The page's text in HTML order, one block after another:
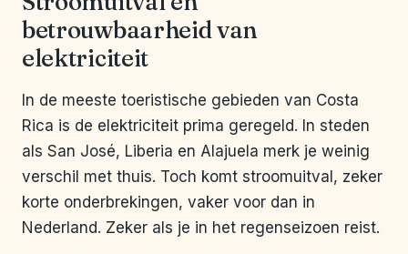
betrouwbaarheid van
elektriciteit
In de meeste toeristische gebieden van Costa
Rica is de elektriciteit prima geregeld. In steden
als San José, Liberia en Alajuela merk je weinig
verschil met thuis. Toch komt stroomuitval, zeker
korte onderbrekingen, vaker voor dan in
Nederland. Zeker als je in het regenseizoen reist.